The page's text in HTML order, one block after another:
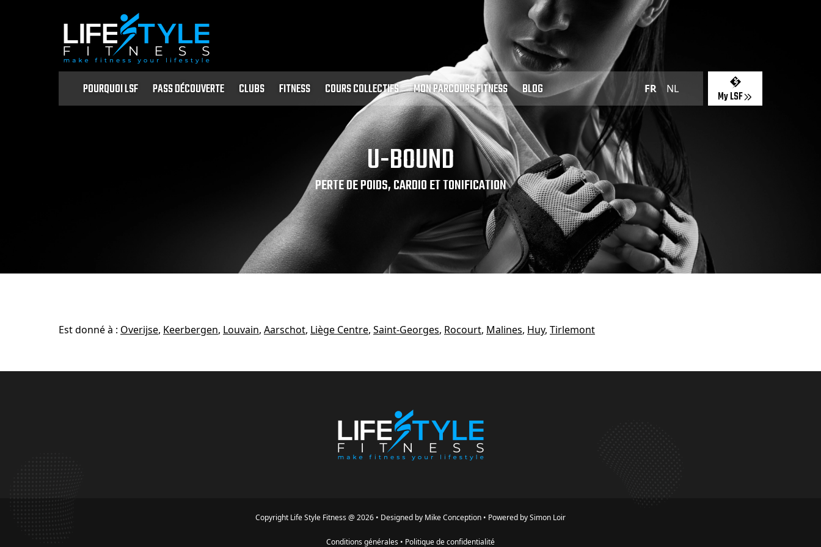
POURQUOI LSF PASS DÉCOUVERTE CLUBS FITNESS COURS COLLECTIFS MON PARCOURS FITNESS BLOG FR NL
My LSF
U-BOUND
PERTE DE POIDS, CARDIO ET TONIFICATION
Est donné à : Overijse, Keerbergen, Louvain, Aarschot, Liège Centre, Saint-Georges, Rocourt, Malines, Huy, Tirlemont
Copyright Life Style Fitness @ 2026 • Designed by Mike Conception • Powered bySimon Loir
Conditions générales • Politique de confidentialité